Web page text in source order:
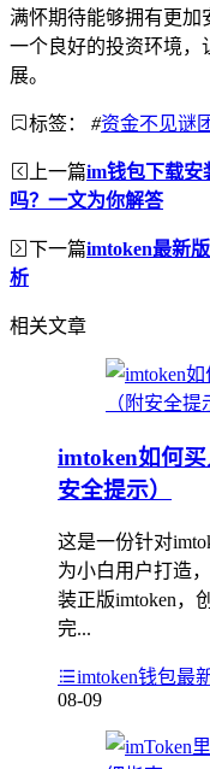
满怀期待能够拥有更
一个良好的投资环境，
展。
标签： #资金不见谜
上一篇im钱包下载安
吗？一文为你解答
下一篇imtoken最新
析
相关文章
imtoken如何
安全提示）
这是一份针对
为小白用户打造
装正版imtoken，
完...
imtoken钱包最
08-09